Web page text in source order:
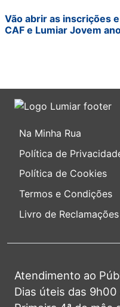
Vão abrir as inscrições
CAF e Lumiar Jovem
Na Minha Rua
Política de
Política de Cookies
Termos e Condições
Livro de Reclamações
Atendimento ao
Dias úteis das 9h00